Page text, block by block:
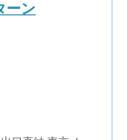
ーン